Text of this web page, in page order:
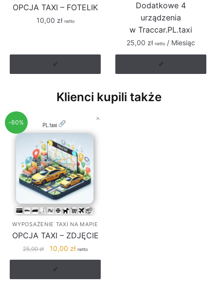
OPCJA TAXI – FOTELIK
10,00 zł netto
✔
Dodatkowe 4
urządzenia
w Traccar.PL.taxi
25,00 zł netto / Miesiąc
✔
Klienci kupili także
-60%
WYPOSAŻENIE TAXI NA MAPIE
OPCJA TAXI – ZDJĘCIE
25,00zł
Pierwotna
cena
wynosiła:
25,00 zł.
10,00 złAktualna
cena
10,00 zł.
netto
✔